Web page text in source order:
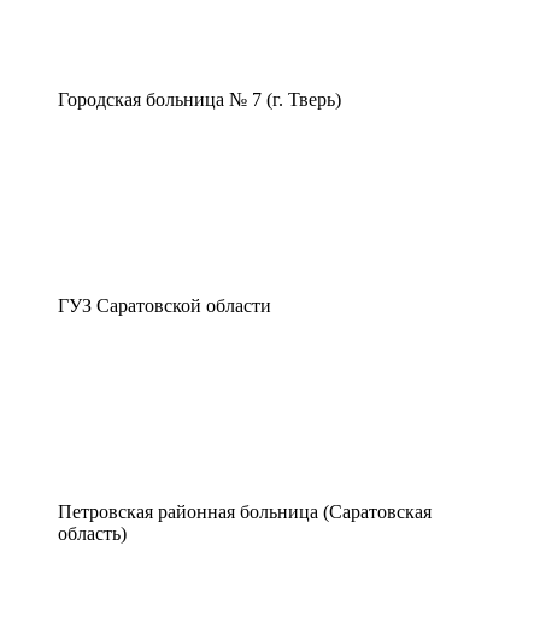
Городская больница № 7 (г. Тверь)
ГУЗ Саратовской области
Петровская районная больница (Саратовская
область)